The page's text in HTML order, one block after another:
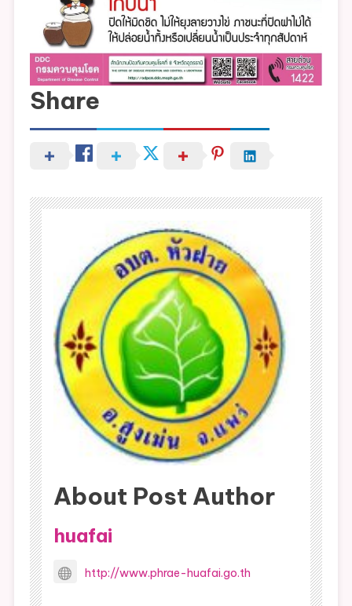
Share
About Post Author
huafai
http://www.phrae-huafai.go.th